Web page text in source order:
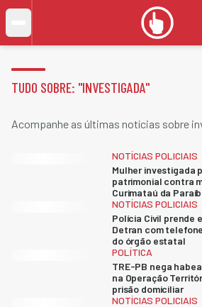
TUDO SOBRE: "INVESTIGADA"
Acompanhe as últimas notícias sobre
NOTÍCIAS POLICIAIS
Mulher investigada
patrimonial contra
Curimataú da
NOTÍCIAS POLICIAIS
Polícia Civil prende
Detran com
do órgão estatal
POLÍTICA
TRE-PB nega
na Operação
prisão domiciliar
NOTÍCIAS POLICIAIS